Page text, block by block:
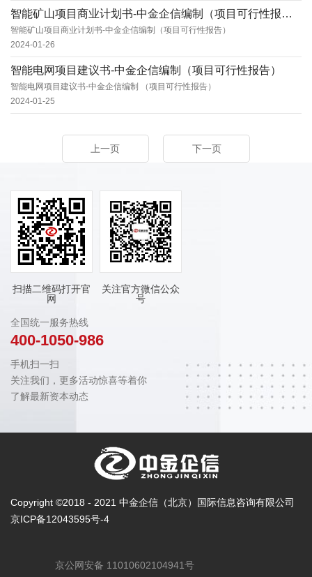
智能矿山项目商业计划书-中金企信编制（项目可行性报告）
智能矿山项目商业计划书-中金企信编制（项目可行性报告）
2024-01-26
智能电网项目建议书-中金企信编制（项目可行性报告）
智能电网项目建议书-中金企信编制 （项目可行性报告）
2024-01-25
上一页 下一页
扫描二维码打开官
网
关注官方微信公众
号
全国统一服务热线
400-1050-986
手机扫一扫
关注我们，更多活动惊喜等着你
了解最新资本动态
Copyright ©2018 - 2021 中金企信（北京）国际信息咨询有限公司
京ICP备12043595号-4
京公网安备 11010602104941号